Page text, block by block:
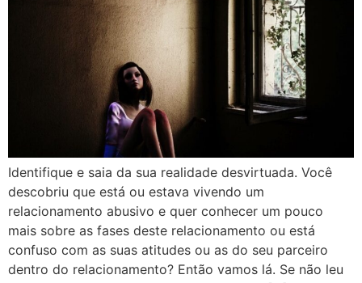
Identifique e saia da sua realidade desvirtuada. Você
descobriu que está ou estava vivendo um
relacionamento abusivo e quer conhecer um pouco
mais sobre as fases deste relacionamento ou está
confuso com as suas atitudes ou as do seu parceiro
dentro do relacionamento? Então vamos lá. Se não leu